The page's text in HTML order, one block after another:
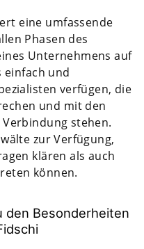
eine umfassende
Phasen des
Unternehmens auf
einfach und
verfügen, die
und mit den
stehen.
zur Verfügung,
klären als auch
können.
den Besonderheiten